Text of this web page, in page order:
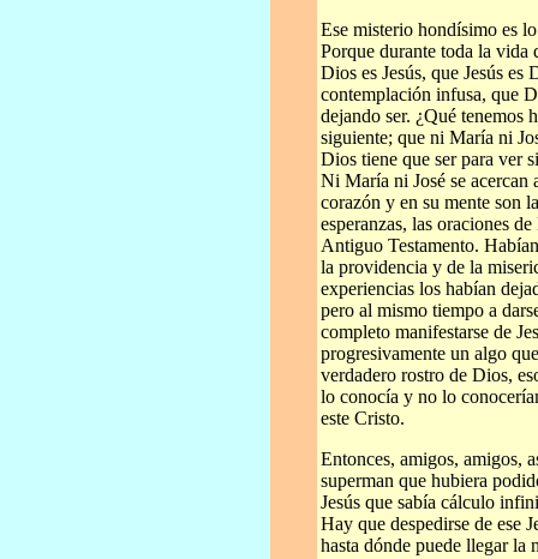
Ese misterio hondísimo es
Porque durante toda la vida
Dios es Jesús, que Jesús
contemplación infusa, que
dejando ser. ¿Qué tenemos
siguiente; que ni María ni
Dios tiene que ser para ver
Ni María ni José se acercan
corazón y en su mente son
esperanzas, las oraciones
Antiguo Testamento.
la providencia y de la
experiencias los habían
pero al mismo tiempo a
completo manifestarse de
progresivamente un algo
verdadero rostro de Dios,
lo conocía y no lo
este Cristo.
Entonces, amigos, amigos,
superman que hubiera
Jesús que sabía cálculo
Hay que despedirse de ese
hasta dónde puede llegar la